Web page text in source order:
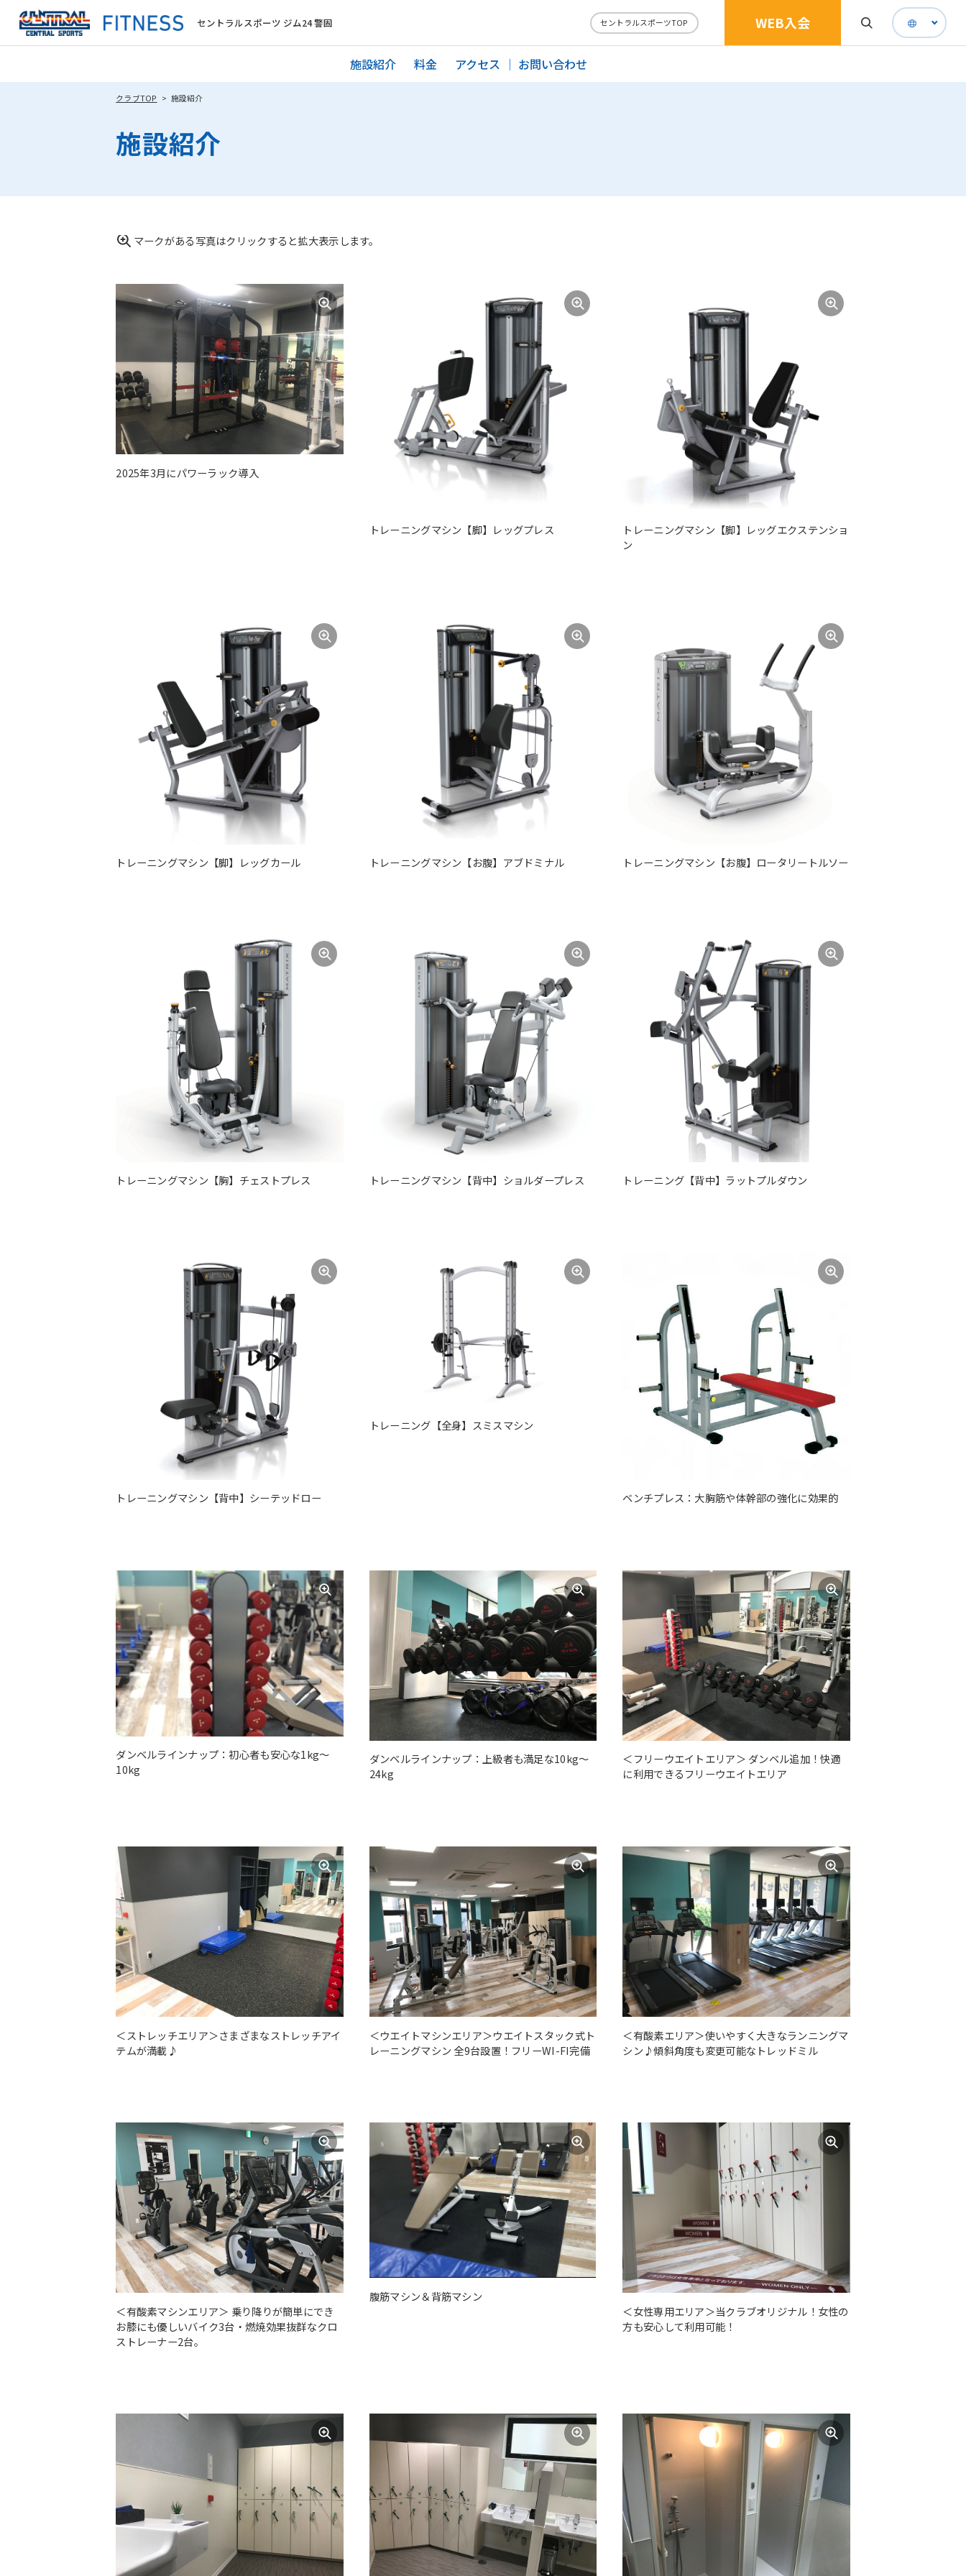
セントラルスポーツ ジム24 警固 セントラルスポーツTOP WEB入会
施設紹介 料金 アクセス お問い合わせ
クラブTOP 施設紹介
施設紹介
マークがある写真はクリックすると拡大表示します。
2025年3月にパワーラック導入
トレーニングマシン【脚】レッグプレス
トレーニングマシン【脚】レッグエクステンショ
ン
トレーニングマシン【脚】レッグカール トレーニングマシン【お腹】アブドミナル トレーニングマシン【お腹】ロータリートルソー
トレーニングマシン【胸】チェストプレス トレーニングマシン【背中】ショルダープレス トレーニング【背中】ラットプルダウン
トレーニングマシン【背中】シーテッドロー
トレーニング【全身】スミスマシン
ベンチプレス：大胸筋や体幹部の強化に効果的
ダンベルラインナップ：初心者も安心な1kg〜
10kg
ダンベルラインナップ：上級者も満足な10kg〜
24kg
＜フリーウエイトエリア＞ ダンベル追加！快適
に利用できるフリーウエイトエリア
＜ストレッチエリア＞さまざまなストレッチアイ
テムが満載♪
＜ウエイトマシンエリア＞ウエイトスタック式ト
レーニングマシン 全9台設置！フリーWI-FI完備
＜有酸素エリア＞使いやすく大きなランニングマ
シン♪傾斜角度も変更可能なトレッドミル
＜有酸素マシンエリア＞ 乗り降りが簡単にでき
お膝にも優しいバイク3台・燃焼効果抜群なクロ
ストレーナー2台。
腹筋マシン＆背筋マシン
＜女性専用エリア＞当クラブオリジナル！女性の
方も安心して利用可能！
English. Click the link below (start
automatic translation) to return to
the top page.
However, if you use an automatic
translation service, the Japanese
version of this website will be
translated mechanically, so it may
not be an accurate translation.
The translation may differ from the
original content. We ask that you
fully understand this before using
the service.